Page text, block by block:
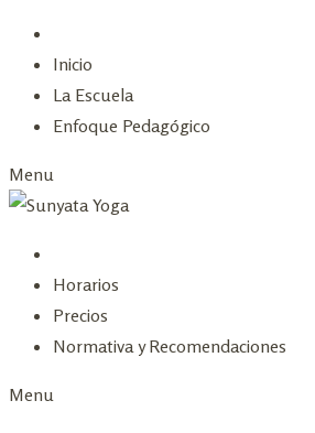
Skip
content
Inicio
La Escuela
Enfoque Pedagógico
Menu
Horarios
Precios
Normativa y Recomendaciones
Menu